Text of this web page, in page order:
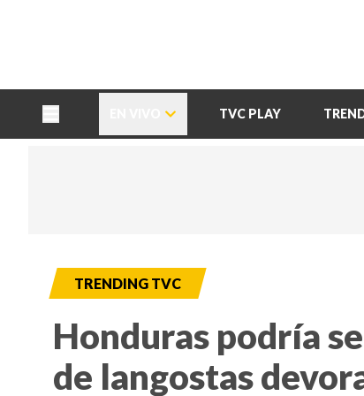
TVC PLAY
TRENDING TVC
Honduras podría
de langostas